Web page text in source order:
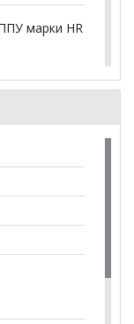
марки HR
купить
менеджера